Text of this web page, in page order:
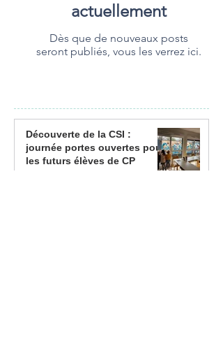
actuellement
Dès que de nouveaux posts
seront publiés, vous les verrez ici.
Découverte de la CSI :
journée portes ouvertes pour
les futurs élèves de CP